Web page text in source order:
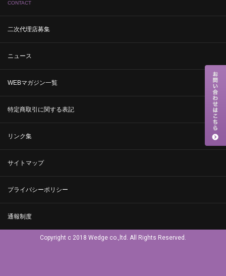
CONTACT
二次代理店募集
ニュース
WEBマガジン一覧
特定商取引に関する表記
リンク集
サイトマップ
プライバシーポリシー
通報制度
Copyright c 2018 Wedge co.,ltd. All Rights Reserved.